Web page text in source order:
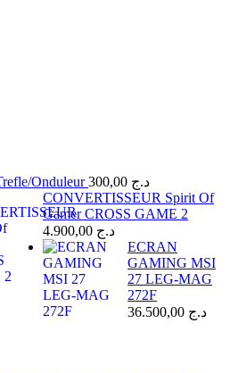
Onduleur د.ج
CONVERTISSEUR Spirit Of
Gamer CROSS GAME 2
د.ج
ECRAN
GAMING MSI
27 LEG-MAG
272F
د.ج